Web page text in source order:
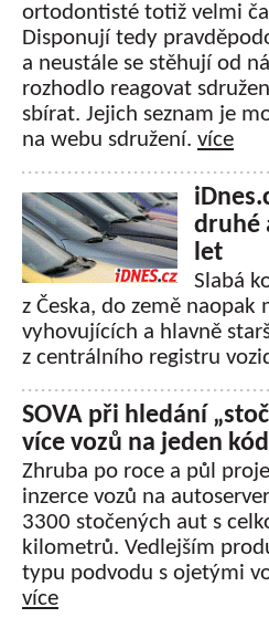
ortodontisté totiž velmi
Disponují tedy
a neustále se stěhují od
rozhodlo reagovat
sbírat. Jejich seznam je
na webu sdružení. více
druhé
let
Slabá
z Česka, do země
vyhovujících a hlavně
z centrálního registru
SOVA při hledání
více vozů na jeden
Zhruba po roce a půl
inzerce vozů na
3300 stočených aut s
kilometrů. Vedlejším
typu podvodu s ojetými
více